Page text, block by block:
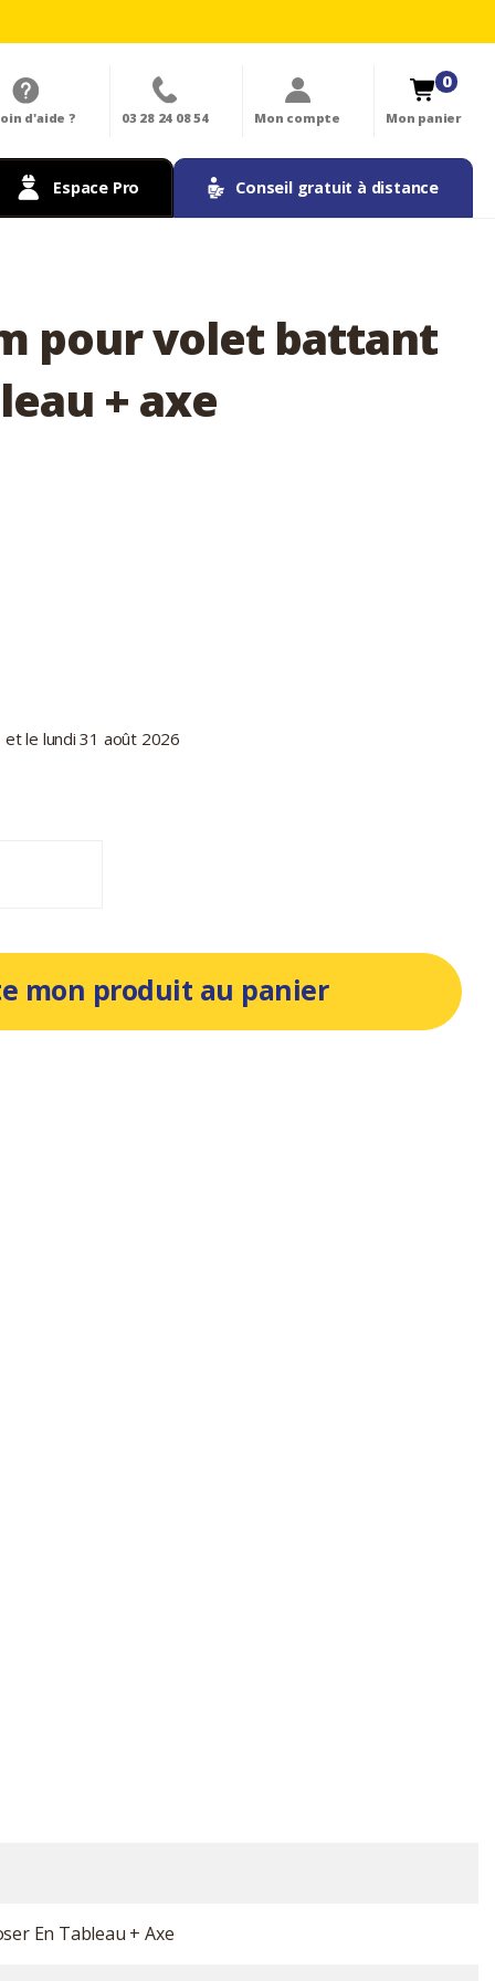
d'aide ? 03 28 24 08 54 Mon compte Mon panier
0
Espace Pro Conseil gratuit à distance
pour volet battant
+ axe
le lundi 31 août 2026
mon produit au panier
En Tableau + Axe